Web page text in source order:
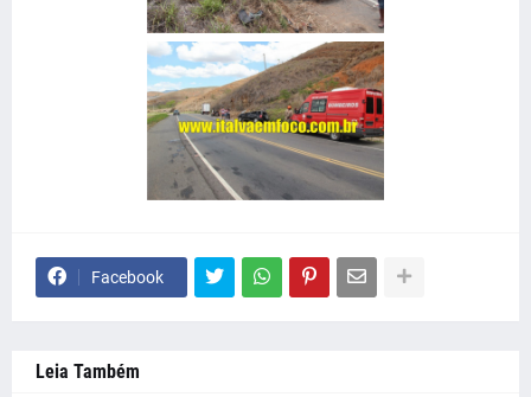
Facebook
Leia Também